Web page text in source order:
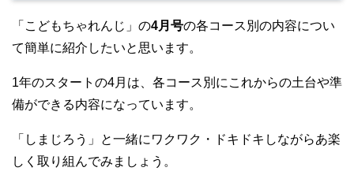
「こどもちゃれんじ」の4月号の各コース別の内容につい
て簡単に紹介したいと思います。
1年のスタートの4月は、各コース別にこれからの土台や準
備ができる内容になっています。
「しまじろう」と一緒にワクワク・ドキドキしながらあ楽
しく取り組んでみましょう。